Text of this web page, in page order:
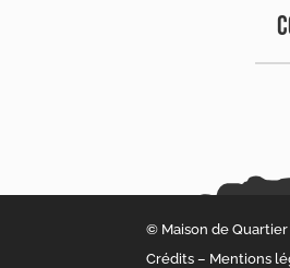
© Maison de Quartier
Crédits – Mentions